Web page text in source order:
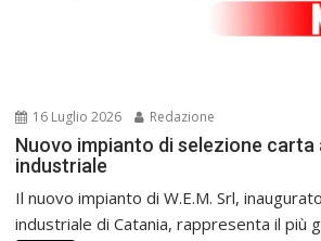
16 Luglio 2026 Redazione
Nuovo impianto di selezione carta
industriale
Il nuovo impianto di W.E.M. Srl,
industriale di Catania, rappresenta il più